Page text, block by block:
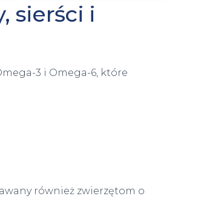
sierści i
3 i Omega-6, które
również zwierzętom o